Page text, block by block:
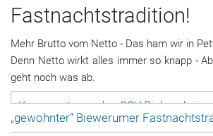
Fastnachtstradition!
Mehr Brutto vom Netto - Das ham wir in
Denn Netto wirkt alles immer so knapp -
geht noch was ab.
Kappensitzung des SSV
„gewohnter“ Biewerumer